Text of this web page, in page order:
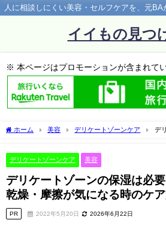
人に相談しにくい美容・セルフケアを、元BA
イイもの見つ
※ 本ページはプロモーションが含まれ
ホーム 美容 デリケートゾーンケア
デ
デリケートゾーンケア 美容
デリケートゾーンの保湿は必
乾燥・摩擦が気になる時のケ
PR 2022年5月20日 2026年6月22日